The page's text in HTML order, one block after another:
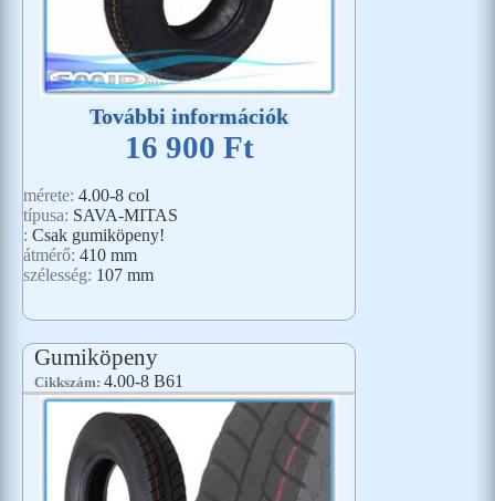
További információk
16 900 Ft
mérete: 4.00-8 col
típusa: SAVA-MITAS
: Csak gumiköpeny!
átmérő: 410 mm
szélesség: 107 mm
Gumiköpeny
Cikkszám: 4.00-8 B61